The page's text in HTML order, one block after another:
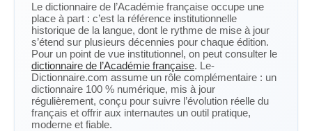
Le dictionnaire de l’Académie française occupe une
place à part : c’est la référence institutionnelle
historique de la langue, dont le rythme de mise à jour
s’étend sur plusieurs décennies pour chaque édition.
Pour un point de vue institutionnel, on peut consulter le
dictionnaire de l’Académie française. Le-
Dictionnaire.com assume un rôle complémentaire : un
dictionnaire 100 % numérique, mis à jour
régulièrement, conçu pour suivre l’évolution réelle du
français et offrir aux internautes un outil pratique,
moderne et fiable.